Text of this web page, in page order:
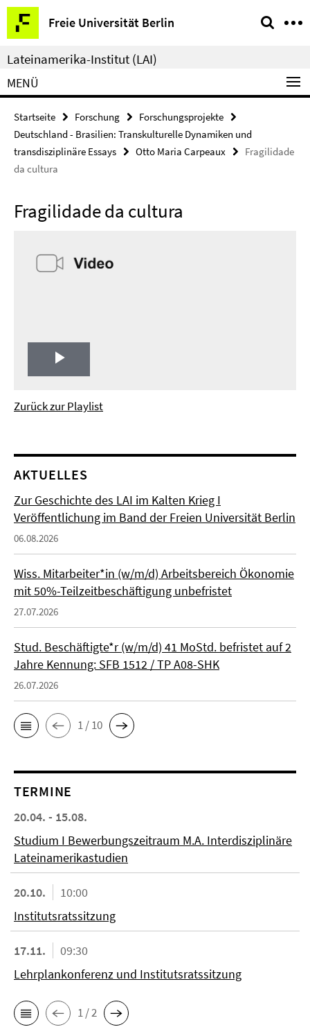
Springe
direkt
zu
Inhalt
Freie Universität Berlin
Service-
Navigation
Lateinamerika-Institut (LAI)
MENÜ
Startseite Forschung
Forschungsprojekte
Deutschland - Brasilien: Transkulturelle Dynamiken und
transdisziplinäre Essays
Otto Maria Carpeaux
Fragilidade
da cultura
Fragilidade da cultura
Play
Video
Zurück zur Playlist
AKTUELLES
Zur Geschichte des LAI im Kalten Krieg I
Veröffentlichung im Band der Freien Universität Berlin
06.08.2026
Wiss. Mitarbeiter*in (w/m/d) Arbeitsbereich Ökonomie
mit 50%-Teilzeitbeschäftigung unbefristet
27.07.2026
Stud. Beschäftigte*r (w/m/d) 41 MoStd. befristet auf 2
Jahre Kennung: SFB 1512 / TP A08-SHK
26.07.2026
1 / 10
TERMINE
20.04. - 15.08.
Studium I Bewerbungszeitraum M.A. Interdisziplinäre
Lateinamerikastudien
20.10.
10:00
Institutsratssitzung
17.11.
09:30
Lehrplankonferenz und Institutsratssitzung
1 / 2